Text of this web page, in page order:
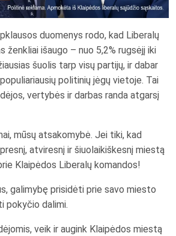
duomenys rodo, kad Liberalų
ženkliai išaugo – nuo 5,2% rugsėjį iki
šuolis tarp visų partijų, ir dabar
politinių jėgų vietoje. Tai
vertybės ir darbas randa atgarsį
mūsų atsakomybė. Jei tiki, kad
atviresnį ir šiuolaikiškesnį miestą
Klaipėdos Liberalų komandos!
galimybę prisidėti prie savo miesto
pokyčio dalimi.
veik ir augink Klaipėdos miestą